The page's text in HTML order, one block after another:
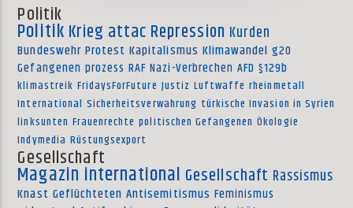
Politik
Politik Krieg attac Repression Kurden
Bundeswehr Protest Kapitalismus Klimawandel g20
Gefangenen prozess RAF Nazi-Verbrechen AFD §129b
klimastreik FridaysForFuture Justiz Luftwaffe rheinmetall
International Sicherheitsverwahrung türkische Invasion in Syrien
linksunten Frauenrechte politischen Gefangenen Ökologie
Indymedia Rüstungsexport
Gesellschaft
Magazin international Gesellschaft Rassismus
Knast Geflüchteten Antisemitismus Feminismus